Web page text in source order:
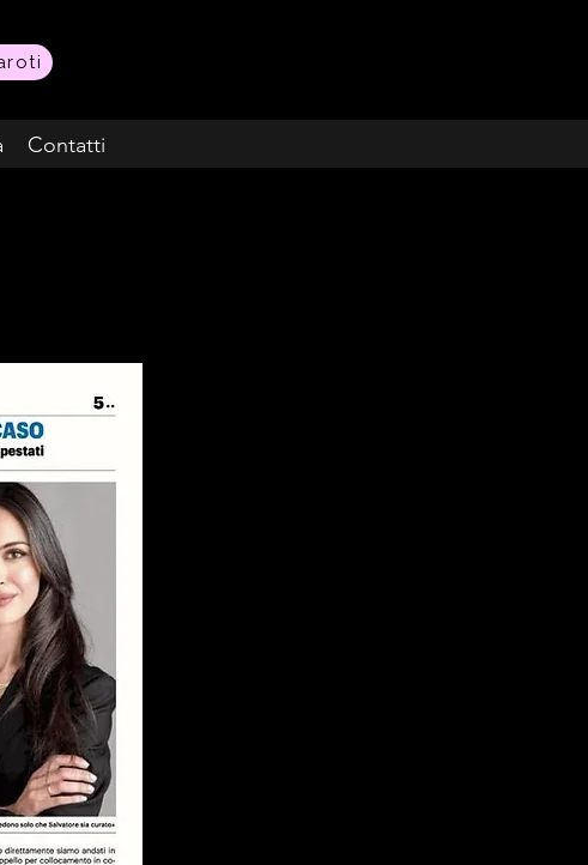
Contatti